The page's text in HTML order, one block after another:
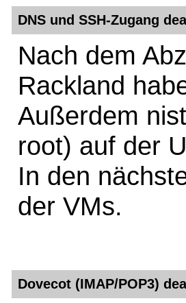
DNS und SSH-Zugang
Nach dem
Rackland
Außerdem
root) auf der
In den
der VMs.
Dovecot (IMAP/POP3)